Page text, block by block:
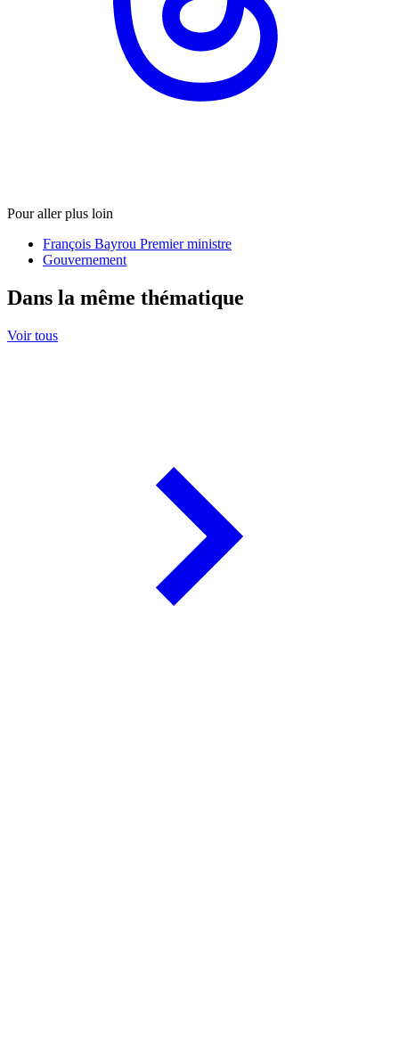
Pour aller plus loin
François Bayrou Premier ministre
Gouvernement
Dans la même thématique
Voir tous